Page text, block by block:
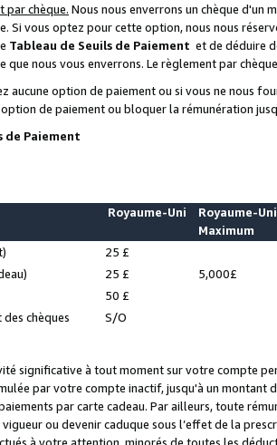
par chèque. Nous nous enverrons un chèque d'un
Si vous optez pour cette option, nous nous
Tableau de Seuils de Paiement et de déduire
que nous vous enverrons. Le règlement par
aucune option de paiement ou si vous ne nous
option de paiement ou bloquer la rémunération
de Paiement
Royaume-Uni
Royaume-Uni
Maximum
25 £
25 £
5,000£
50 £
chèques
S/O
significative à tout moment sur votre compte
par votre compte inactif, jusqu'à un montant
par carte cadeau. Par ailleurs, toute
ou devenir caduque sous l’effet de la
à votre attention, minorés de toutes les